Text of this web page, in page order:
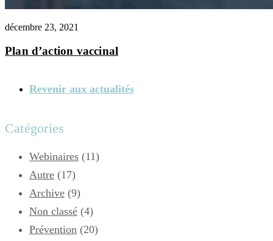
décembre 23, 2021
Plan d’action vaccinal
Revenir aux actualités
Catégories
Webinaires (11)
Autre (17)
Archive (9)
Non classé (4)
Prévention (20)